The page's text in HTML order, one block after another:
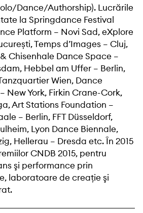
Dance/Authorship). Lucrările
la Springdance Festival
Platform – Novi Sad, eXplore
Temps d’Images – Cluj,
Chisenhale Dance Space –
Hebbel am Uffer – Berlin,
Wien, Dance
New York, Firkin Crane-Cork,
Art Stations Foundation –
– Berlin, FFT Düsseldorf,
Lyon Dance Biennale,
Hellerau – Dresda etc. În 2015
CNDB 2015, pentru
şi performance prin
laboratoare de creaţie şi